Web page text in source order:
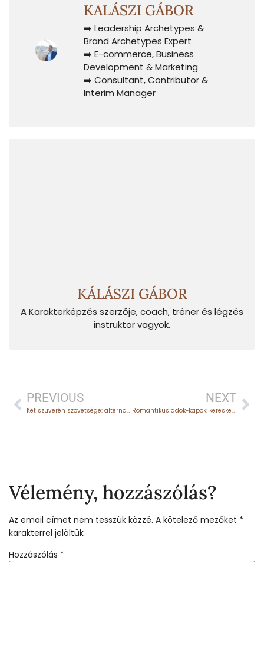
KALÁSZI GÁBOR
➡️ Leadership Archetypes &
Brand Archetypes Expert
➡️ E-commerce, Business
Development & Marketing
➡️ Consultant, Contributor &
Interim Manager
KÁLÁSZI GÁBOR
A Karakterképzés szerzője, coach, tréner és légzés
instruktor vagyok.
PREVIOUS
Két szuverén szövetsége: alternatív párkapcsolati formák az énállapotok felől nézve
NEXT
Romantikus adok-kapok: kereskedő a párkapcsolatban
Vélemény, hozzászólás?
Az email címet nem tesszük közzé. A kötelező mezőket *
karakterrel jelöltük
Hozzászólás *